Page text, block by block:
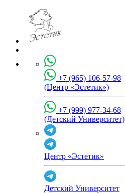
+7 (965) 106-57-98
(Центр «Эстетик»)
+7 (999) 977-34-68
(Детский Университет)
Центр «Эстетик»
Детский Университет